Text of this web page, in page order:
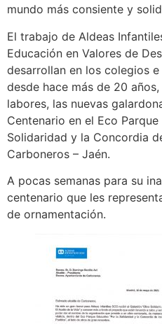
mundo más consiente y
El trabajo de Aldeas
Educación en Valores de
desarrollan en los colegios
desde hace más de 20
labores, las nuevas
Centenario en el Eco
Solidaridad y la Concordia
Carboneros – Jaén.
A pocas semanas para su
centenario que les
de ornamentación.